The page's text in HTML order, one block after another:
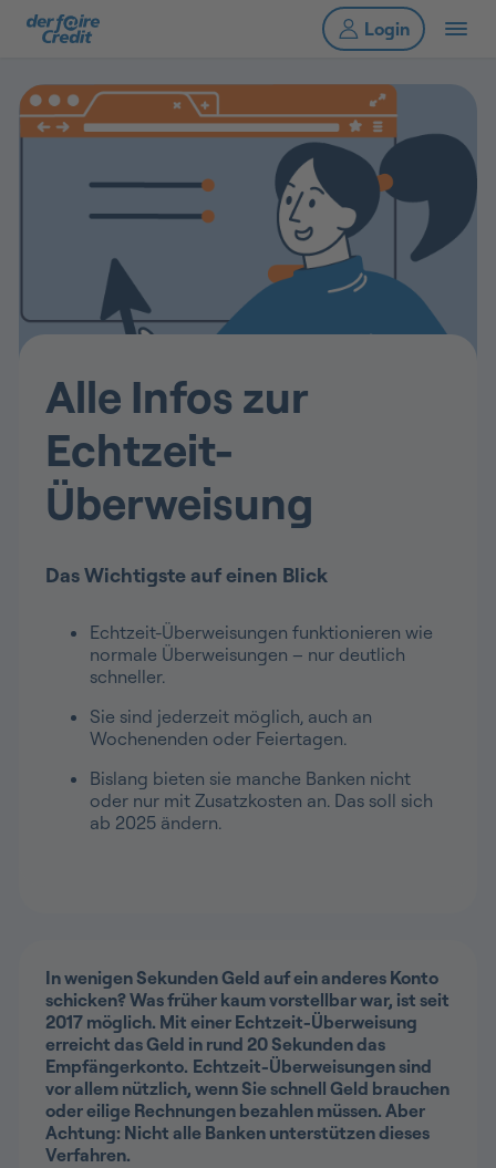
Alle Infos zur
Echtzeit-
Überweisung
Das Wichtigste auf einen Blick
Echtzeit-Überweisungen funktionieren wie
normale Überweisungen – nur deutlich
schneller.
Sie sind jederzeit möglich, auch an
Wochenenden oder Feiertagen.
Bislang bieten sie manche Banken nicht
oder nur mit Zusatzkosten an. Das soll sich
ab 2025 ändern.
In wenigen Sekunden Geld auf ein anderes Konto
schicken? Was früher kaum vorstellbar war, ist seit
2017 möglich. Mit einer Echtzeit-Überweisung
erreicht das Geld in rund 20 Sekunden das
Empfängerkonto. Echtzeit-Überweisungen sind
vor allem nützlich, wenn Sie schnell Geld brauchen
oder eilige Rechnungen bezahlen müssen. Aber
Achtung: Nicht alle Banken unterstützen dieses
Verfahren.